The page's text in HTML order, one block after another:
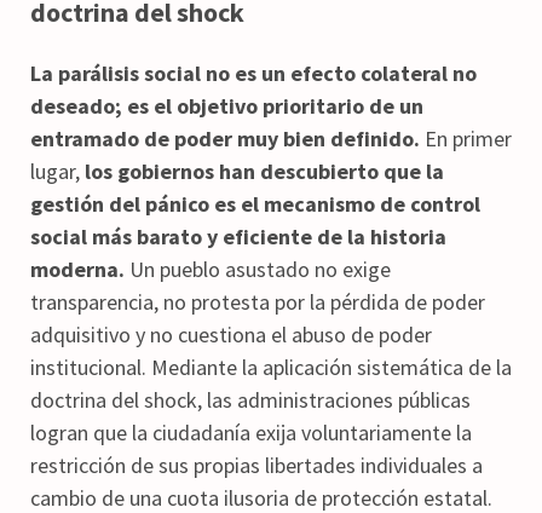
doctrina del shock
La parálisis social no es un efecto colateral no
deseado; es el objetivo prioritario de un
entramado de poder muy bien definido. En primer
lugar, los gobiernos han descubierto que la
gestión del pánico es el mecanismo de control
social más barato y eficiente de la historia
moderna. Un pueblo asustado no exige
transparencia, no protesta por la pérdida de poder
adquisitivo y no cuestiona el abuso de poder
institucional. Mediante la aplicación sistemática de la
doctrina del shock, las administraciones públicas
logran que la ciudadanía exija voluntariamente la
restricción de sus propias libertades individuales a
cambio de una cuota ilusoria de protección estatal.